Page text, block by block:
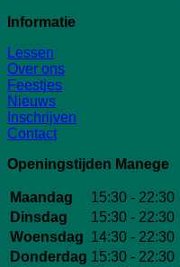
Informatie
Lessen
Over ons
Feestjes
Nieuws
Inschrijven
Contact
Openingstijden Manege
Maandag
15:30 - 22:30
Dinsdag
15:30 - 22:30
Woensdag 14:30 - 22:30
Donderdag 15:30 - 22:30